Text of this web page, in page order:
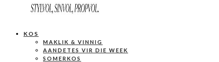
KOS
MAKLIK & VINNIG
AANDETES VIR DIE WEEK
SOMERKOS